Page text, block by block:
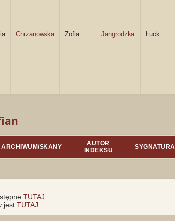
Chrzanowska Zofia Jangrodzka Łuck
ARCHIWUM/SKANY
AUTOR
INDEKSU
SYGNATURA
TUTAJ
jest TUTAJ